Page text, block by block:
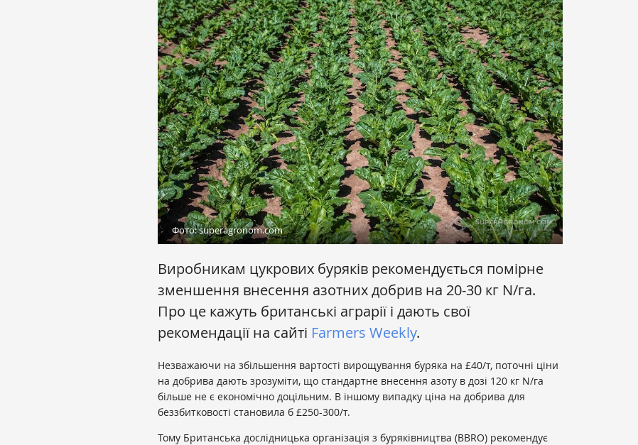
Фото: superagronom.com
Виробникам цукрових буряків рекомендується помірне
зменшення внесення азотних добрив на 20-30 кг N/га.
Про це кажуть британські аграрії і дають свої
рекомендації на сайті Farmers Weekly.
Незважаючи на збільшення вартості вирощування буряка на £40/т, поточні ціни
на добрива дають зрозуміти, що стандартне внесення азоту в дозі 120 кг N/га
більше не є економічно доцільним. В іншому випадку ціна на добрива для
беззбитковості становила б £250-300/т.
Тому Британська дослідницька організація з буряківництва (BBRO) рекомендує